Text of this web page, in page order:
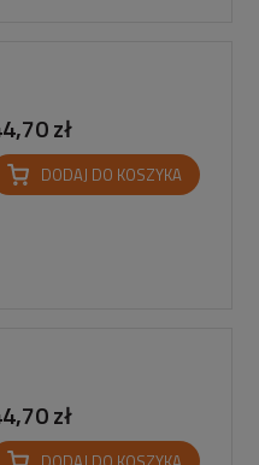
zł
DODAJ DO KOSZYKA
zł